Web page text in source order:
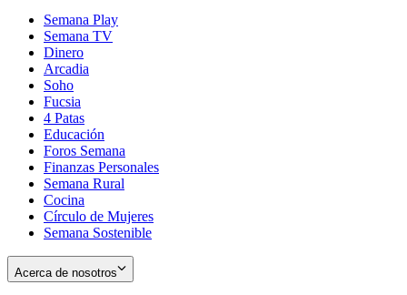
Semana Play
Semana TV
Dinero
Arcadia
Soho
in
new
window
Fucsia
in
new
window
4 Patas
Educación
Foros Semana
Finanzas Personales
Semana Rural
Cocina
Círculo de Mujeres
Semana Sostenible
Acerca de nosotros